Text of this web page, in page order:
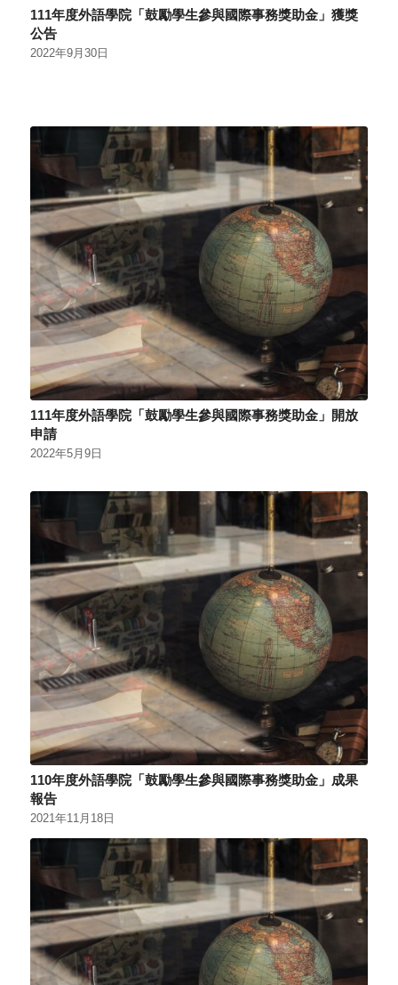
111年度外語學院「鼓勵學生參與國際事務獎助金」獲獎
公告
2022年9月30日
111年度外語學院「鼓勵學生參與國際事務獎助金」開放
申請
2022年5月9日
110年度外語學院「鼓勵學生參與國際事務獎助金」成果
報告
2021年11月18日